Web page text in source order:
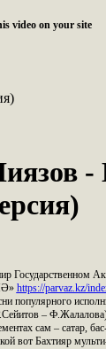
video on your site
Государственном
https://parvaz.kz/
популярного
–
сам – сатар,
вот Бахтияр